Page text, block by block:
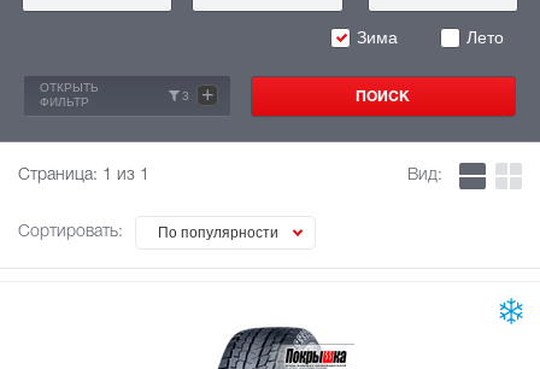
Зима Лето
ОТКРЫТЬ
ФИЛЬТР
3 +
Страница: 1 из 1
Сортировать: По популярности
Вид: